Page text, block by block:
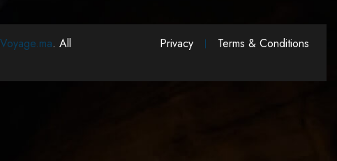
. All
Privacy Terms & Conditions